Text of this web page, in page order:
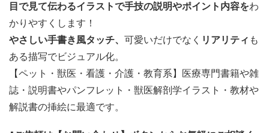
目で見て伝わるイラストで手技の説明やポイント内容をわ
かりやすくします！
やさしい手書き風タッチ、 可愛いだけでなく リアリティ も
ある描写でビジュアル化。
【ペット・獣医・看護・介護・教育系】医療専門書籍や雑
誌・説明書やパンフレット・獣医解剖学イラスト・教材や
解説書の挿絵に最適です。